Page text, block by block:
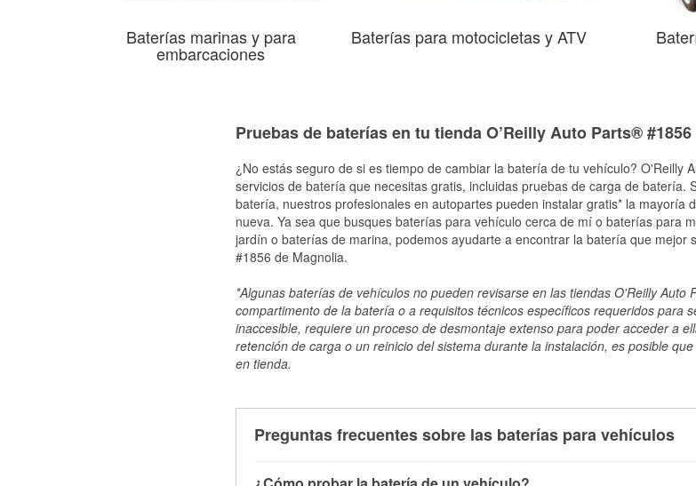
Baterías marinas y para
embarcaciones
Baterías para motocicletas y ATV
Pruebas de baterías en tu tienda O’Reilly Auto Parts®
¿No estás seguro de si es tiempo de cambiar la batería de tu vehículo? O'Reilly
servicios de batería que necesitas gratis, incluidas pruebas de carga de batería.
batería, nuestros profesionales en autopartes pueden instalar gratis* la mayoría
nueva. Ya sea que busques baterías para vehículo cerca de mí o baterías para
jardín o baterías de marina, podemos ayudarte a encontrar la batería que mejor
#1856 de Magnolia.
*Algunas baterías de vehículos no pueden revisarse en las tiendas O'Reilly Auto
compartimento de la batería o a requisitos técnicos específicos requeridos para
inaccesible, requiere un proceso de desmontaje extenso para poder acceder a
retención de carga o un reinicio del sistema durante la instalación, es posible
en tienda.
Preguntas frecuentes sobre las baterías para vehículos